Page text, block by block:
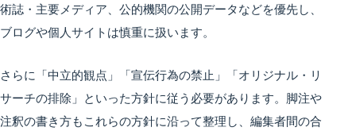
術誌・主要メディア、公的機関の公開データなどを優先し、
ブログや個人サイトは慎重に扱います。
さらに「中立的観点」「宣伝行為の禁止」「オリジナル・リ
サーチの排除」といった方針に従う必要があります。脚注や
注釈の書き方もこれらの方針に沿って整理し、編集者間の合